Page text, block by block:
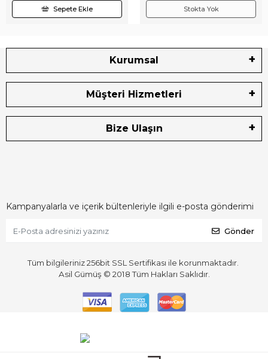
Sepete Ekle Stokta Yok
Kurumsal
Müşteri Hizmetleri
Bize Ulaşın
Kampanyalarla ve içerik bültenleriyle ilgili e-posta gönderimi
Gönder
Tüm bilgileriniz 256bit SSL Sertifikası ile korunmaktadır.
Asil Gümüş © 2018Tüm Hakları Saklıdır.